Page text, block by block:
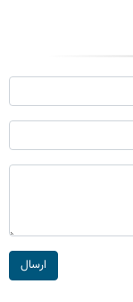
ارسال